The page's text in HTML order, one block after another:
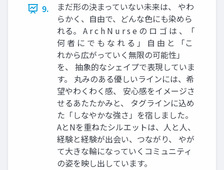
9.
まだ形の決まっていない未来は、 やわ
らかく、自由で、どんな色にも染めら
れる。 A r c h N u r s e の ロ ゴ は 、「
何 者 に で も な れ る 」 自 由 と 「こ
れから広がっていく無限の可能性」
を、 抽象的なシェイプで表現していま
す。 丸みのある優しいラインには、希
望やわくわく感、 安心感をイメージさ
せるあたたかみと、 タグラインに込め
た「しなやかな強さ」を宿しました。
AとNを重ねたシルエットは、人と人、
経験と経験が出会い、つながり、 やが
て大きな輪になっていくコミュニティ
の姿を映し出しています。